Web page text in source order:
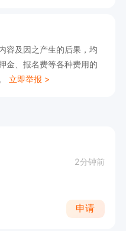
容及因之产生的后果，均
金、报名费等各种费用的
立即举报 >
2分钟前
申请